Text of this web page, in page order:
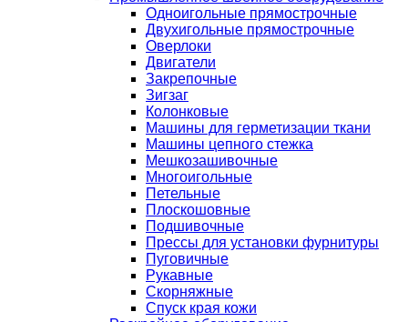
Одноигольные прямострочные
Двухигольные прямострочные
Оверлоки
Двигатели
Закрепочные
Зигзаг
Колонковые
Машины для герметизации ткани
Машины цепного стежка
Мешкозашивочные
Многоигольные
Петельные
Плоскошовные
Подшивочные
Прессы для установки фурнитуры
Пуговичные
Рукавные
Скорняжные
Спуск края кожи